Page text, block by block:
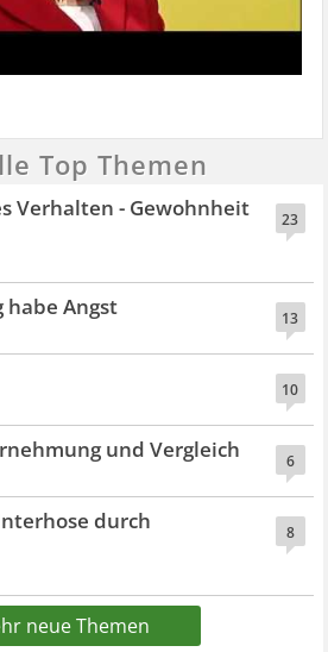
Top Themen
23
Verhalten - Gewohnheit
13
habe Angst
10
6
und Vergleich
8
durch
neue Themen